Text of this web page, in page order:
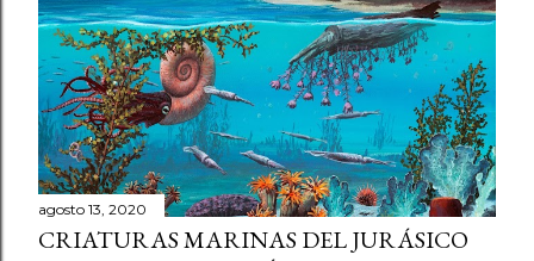
agosto 13, 2020
CRIATURAS MARINAS DEL JURÁSICO